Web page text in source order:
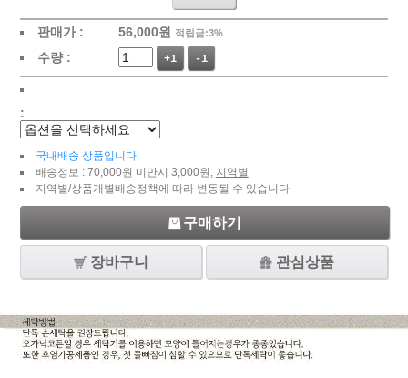
판매가 : 56,000원 적립금:3%
수량 : +1 -1
:
국내배송 상품입니다.
배송정보 : 70,000원 미만시 3,000원, 지역별
지역별/상품개별배송정책에 따라 변동될 수 있습니다
구매하기
장바구니 관심상품